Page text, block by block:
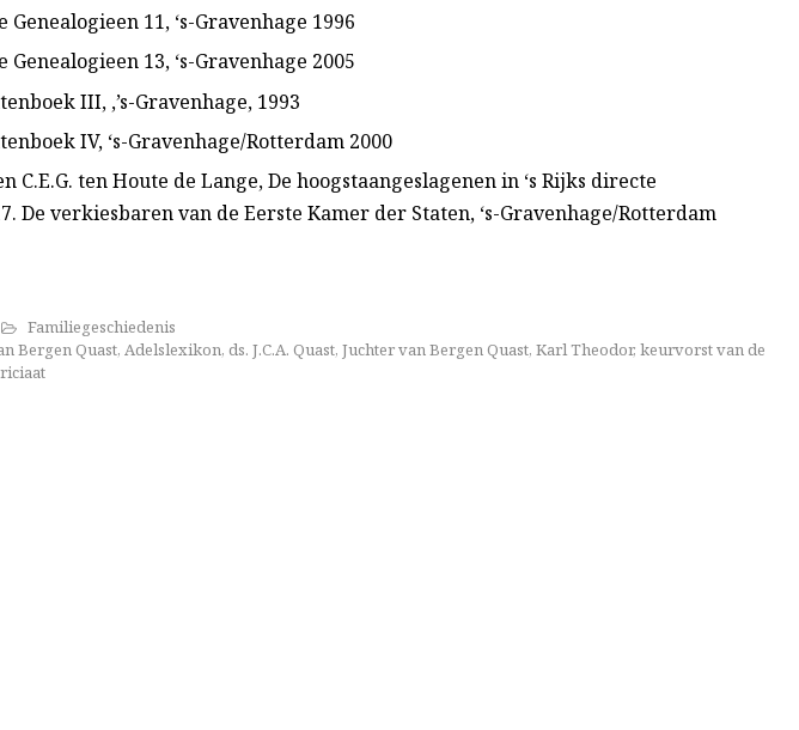
Genealogieen 11, ‘s-Gravenhage 1996
Genealogieen 13, ‘s-Gravenhage 2005
III, ‚’s-Gravenhage, 1993
IV, ‘s-Gravenhage/Rotterdam 2000
C.E.G. ten Houte de Lange, De hoogstaangeslagenen in ‘s Rijks directe
De verkiesbaren van de Eerste Kamer der Staten, ‘s-Gravenhage/Rotterdam
Familiegeschiedenis
Bergen Quast, Adelslexikon, ds. J.C.A. Quast, Juchter van Bergen Quast, Karl Theodor, keurvorst van de